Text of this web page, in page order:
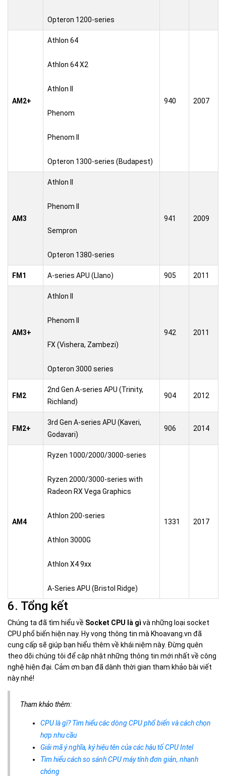
Opteron 1200-series
AM2+
Athlon 64
Athlon 64 X2
Athlon II
Phenom
Phenom II
Opteron 1300-series (Budapest)
940 2007
AM3
Athlon II
Phenom II
Sempron
Opteron 1380-series
941 2009
FM1 A-series APU (Llano) 905 2011
AM3+
Athlon II
Phenom II
FX (Vishera, Zambezi)
Opteron 3000 series
942 2011
FM2
2nd Gen A-series APU (Trinity,
Richland)
904 2012
FM2+
3rd Gen A-series APU (Kaveri,
Godavari)
906 2014
AM4
Ryzen 1000/2000/3000-series
Ryzen 2000/3000-series with
Radeon RX Vega Graphics
Athlon 200-series
Athlon 3000G
Athlon X4 9xx
A-Series APU (Bristol Ridge)
1331 2017
6. Tổng kết
Chúng ta đã tìm hiểu về Socket CPU là gì và những loại socket
CPU phổ biến hiện nay. Hy vọng thông tin mà Khoavang.vn đã
cung cấp sẽ giúp bạn hiểu thêm về khái niệm này. Đừng quên
theo dõi chúng tôi để cập nhật những thông tin mới nhất về công
nghệ hiện đại. Cảm ơn bạn đã dành thời gian tham khảo bài viết
này nhé!
Tham khảo thêm:
CPU là gì? Tìm hiểu các dòng CPU phổ biến và cách chọn
hợp nhu cầu
Giải mã ý nghĩa, ký hiệu tên của các hậu tố CPU Intel
Tìm hiểu cách so sánh CPU máy tính đơn giản, nhanh
chóng